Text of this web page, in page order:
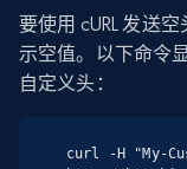
要使用 cURL 发送
示空值。以下命令
自定义头：
curl -H "My-